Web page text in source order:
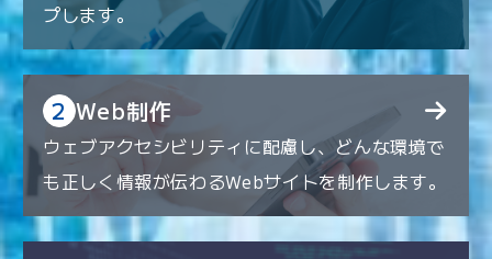
プします。
2 Web制作
ウェブアクセシビリティに配慮し、どんな環境で
も正しく情報が伝わるWebサイトを制作します。